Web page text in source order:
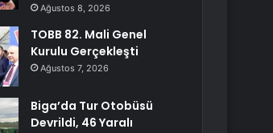
Ağustos 8, 2026
TOBB 82. Mali Genel
Kurulu Gerçekleşti
Ağustos 7, 2026
Biga’da Tur Otobüsü
Devrildi, 46 Yaralı